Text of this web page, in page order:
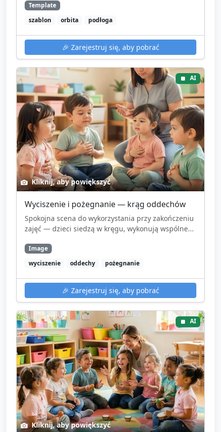
Template
szablon
orbita podłoga
🎉 Zarejestruj się, aby pobrać
AI
Kliknij, aby powiększyć
Wyciszenie i pożegnanie — krąg oddechów
Spokojna scena do wykorzystania przy zakończeniu
zajęć — dzieci siedzą w kręgu, wykonują wspólne...
Image
wyciszenie
oddechy pożegnanie
🎉 Zarejestruj się, aby pobrać
AI
Kliknij, aby powiększyć